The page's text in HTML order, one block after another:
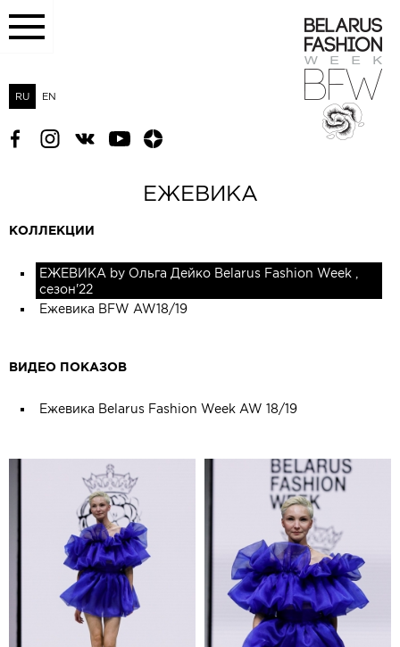
RU EN
ЕЖЕВИКА
КОЛЛЕКЦИИ
ЕЖЕВИКА by Ольга Дейко Belarus Fashion Week ,
сезон'22
Ежевика BFW AW18/19
ВИДЕО ПОКАЗОВ
Ежевика Belarus Fashion Week AW 18/19